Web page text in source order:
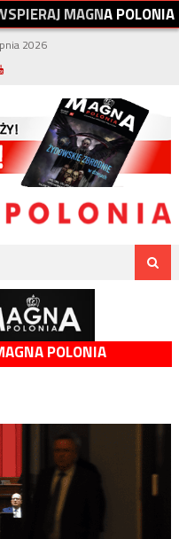
SPIERAJMAGNAPOLONIA
2026
POLONIA